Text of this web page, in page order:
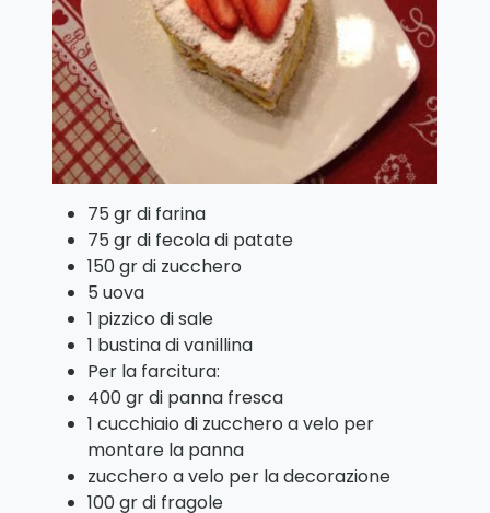
75 gr di farina
75 gr di fecola di patate
150 gr di zucchero
5 uova
1 pizzico di sale
1 bustina di vanillina
Per la farcitura:
400 gr di panna fresca
1 cucchiaio di zucchero a velo per
montare la panna
zucchero a velo per la decorazione
100 gr di fragole